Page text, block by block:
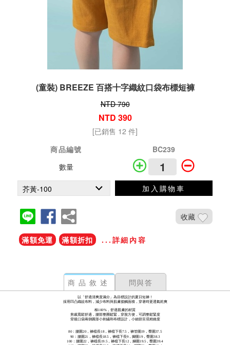
(童裝) BREEZE 百搭十字織紋口袋布標短褲
NTD 790
NTD 390
[已銷售 12 件]
商品編號
BC239
數量
加入購物車
收藏
滿額免運 滿額折扣 ...詳細內容
商品敘述 問與答